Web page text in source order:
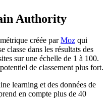
Authority
créée parMoz qui
classe dans les résultats des
sur une échelle de 1 à 100.
de classement plus fort.
learning et des données de
en compte plus de 40